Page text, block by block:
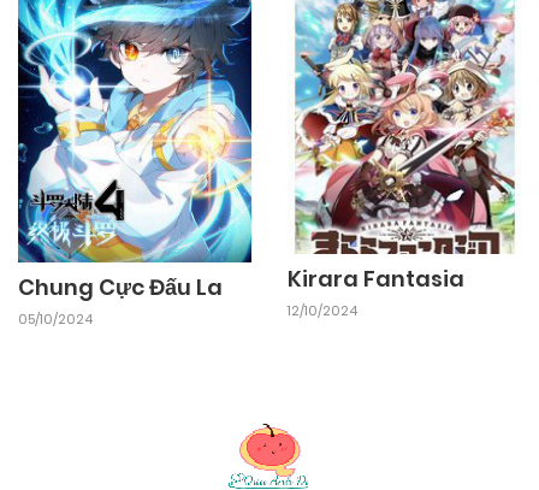
Chung Cực Đấu La
05/10/2024
Kirara Fantasia
12/10/2024